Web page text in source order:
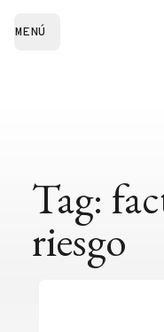
MENÚ
Tag:
riesgo